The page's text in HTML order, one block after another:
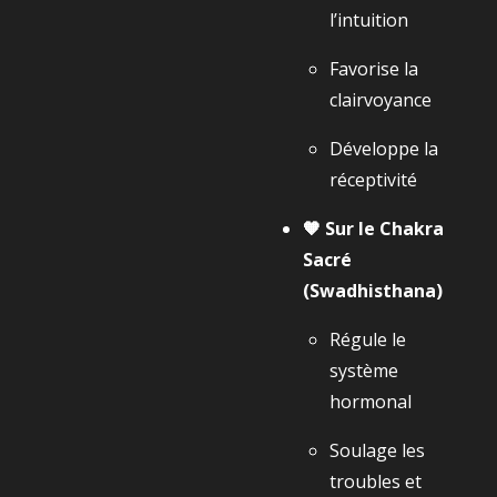
l’intuition
Favorise la
clairvoyance
Développe la
réceptivité
🧡 Sur le Chakra
Sacré
(Swadhisthana)
Régule le
système
hormonal
Soulage les
troubles et